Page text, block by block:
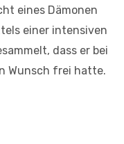
eines Dämonen
einer intensiven
dass er bei
Wunsch frei hatte.